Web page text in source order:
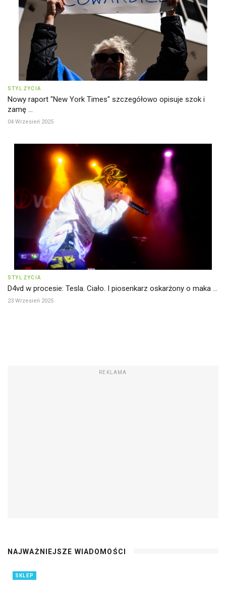
STYL ŻYCIA
Nowy raport "New York Times" szczegółowo opisuje szok i
zamę ...
04 Wrzesień 2025
STYL ŻYCIA
D4vd w procesie: Tesla. Ciało. I piosenkarz oskarżony o maka ...
23 Wrzesień 2025
REKLAMA
NAJWAŻNIEJSZE WIADOMOŚCI
SKLEP